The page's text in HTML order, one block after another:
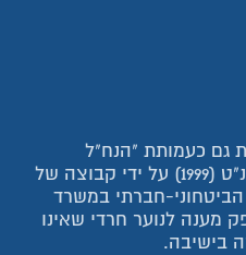
גם כעמותת "הנח"ל
החרדי") הוקמה בשנת התשנ"ט (1999) על ידי קבוצה של
חברתי במשרד
מענה לנוער חרדי שאינו
בישיבה.